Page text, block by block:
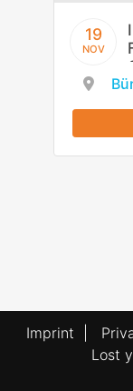
19
NOV
Imprint
Lost